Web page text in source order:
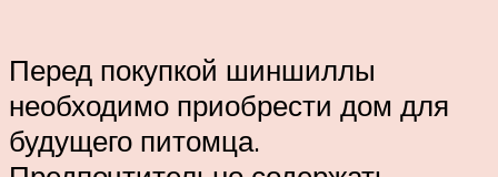
Перед покупкой шиншиллы
необходимо приобрести дом для
будущего питомца.